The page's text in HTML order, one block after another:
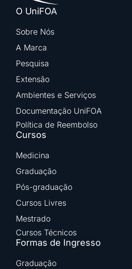
O UniFOA
Sobre Nós
A Marca
Pesquisa
Extensão
Ambientes e Serviços
Documentação UniFOA
Política de Reembolso
Cursos
Medicina
Graduação
Pós-graduação
Cursos Livres
Mestrado
Cursos Técnicos
Formas de Ingresso
Graduação